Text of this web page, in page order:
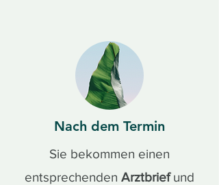
Nach dem Termin
Sie bekommen einen
entsprechenden Arztbriefund